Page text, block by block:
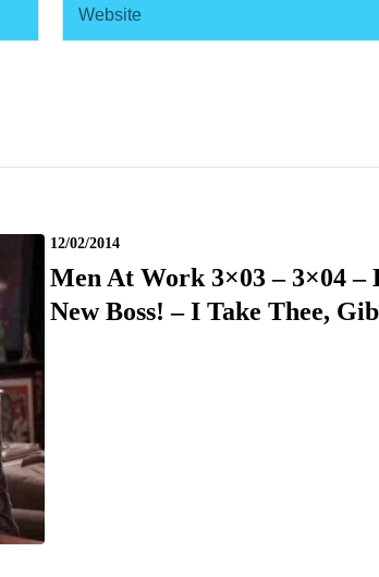
12/02/2014
Men At Work 3×03 – 3×04 –
New Boss! – I Take Thee,